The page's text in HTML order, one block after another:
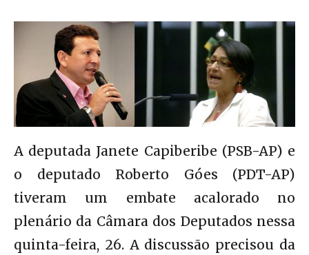
A deputada Janete Capiberibe (PSB-AP) e
o deputado Roberto Góes (PDT-AP)
tiveram um embate acalorado no
plenário da Câmara dos Deputados nessa
quinta-feira, 26. A discussão precisou da